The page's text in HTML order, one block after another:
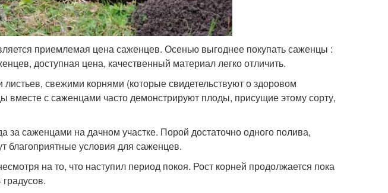
приемлемая цена саженцев. Осенью выгоднее покупать саженцы :
доступная цена, качественный материал легко отличить.
листьев, свежими корнями (которые свидетельствуют о здоровом
вместе с саженцами часто демонстрируют плоды, присущие этому сорту,
за саженцами на дачном участке. Порой достаточно одного полива,
благоприятные условия для саженцев.
на то, что наступил период покоя. Рост корней продолжается пока